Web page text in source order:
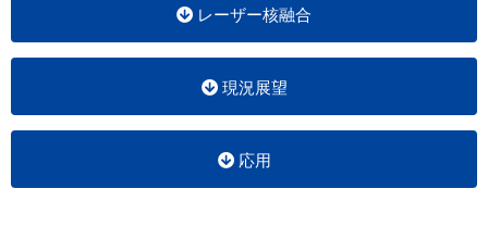
レーザー核融合
現況展望
応用